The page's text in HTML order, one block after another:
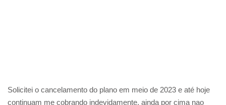
Solicitei o cancelamento do plano em meio de 2023 e até hoje
continuam me cobrando indevidamente, ainda por cima nao